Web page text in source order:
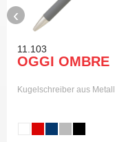
11.103
OGGI OMBRE
Kugelschreiber aus Metall
‹